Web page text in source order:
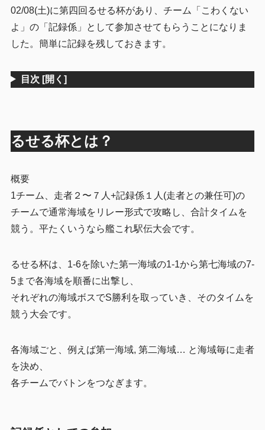
02/08(土)に第四回るせる杯があり、チーム「こわくない
よ」の「記録係」として参加させてもらうことになりま
した。簡単に記録を残しておきます。
目次 [開く]
るせる杯とは？
概要
1チーム、走者２〜７人+記録係１人(走者との兼任可)の
チームで通常海域をリレー形式で攻略し、合計タイムを
競う。平たくいうなら艦これ駅伝大会です。
るせる杯は、1-6を除いた第一海域の1-1から第七海域の7-
5まで各海域を順番に出撃し、
それぞれの海域ボスでS勝利を取っていき、そのタイムを
競う大会です。
各海域ごと、例えば第一海域, 第二海域… と海域毎に走者
を決め、
各チームでバトンをつなぎます。
2.4 チーム紹介ロゴ・うちわ・PV
3 デモ出走に関して
4 おわりに